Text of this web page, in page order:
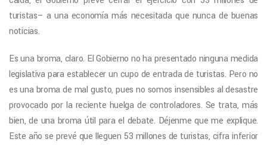
turistas– a una economía más necesitada que nunca de buenas
noticias.
Es una broma, claro. El Gobierno no ha presentado ninguna medida
legislativa para establecer un cupo de entrada de turistas. Pero no
es una broma de mal gusto, pues no somos insensibles al desastre
provocado por la reciente huelga de controladores. Se trata, más
bien, de una broma útil para el debate. Déjenme que me explique.
Este año se prevé que lleguen 53 millones de turistas, cifra inferior